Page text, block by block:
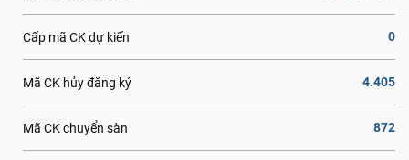
Cấp mã CK dự kiến 0
Mã CK hủy đăng ký 4.405
Mã CK chuyển sàn 872